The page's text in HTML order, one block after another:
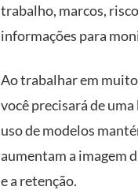
trabalho, marcos,
informações para
Ao trabalhar em
você precisará de
uso de modelos
aumentam a imagem
e a retenção.